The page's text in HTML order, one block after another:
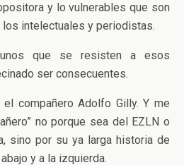
y lo vulnerables que son
intelectuales y periodistas.
que se resisten a esos
ser consecuentes.
compañero Adolfo Gilly. Y me
no porque sea del EZLN o
sino por su ya larga historia de
y a la izquierda.